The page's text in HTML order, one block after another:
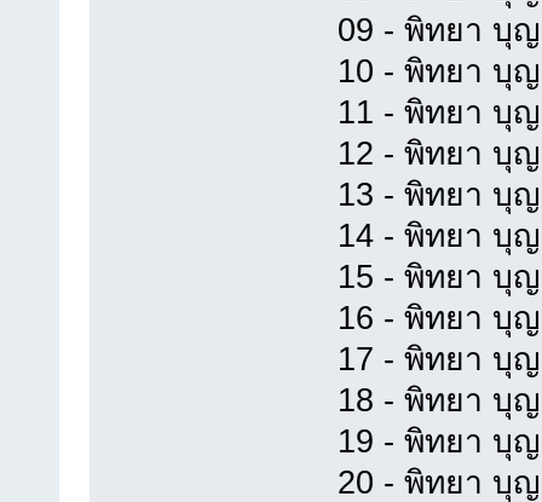
09 - พิทยา บุ
10 - พิทยา บุ
11 - พิทยา บุ
12 - พิทยา บุ
13 - พิทยา บุ
14 - พิทยา บุ
15 - พิทยา บุ
16 - พิทยา บุ
17 - พิทยา บุ
18 - พิทยา บุ
19 - พิทยา บุ
20 - พิทยา บุ